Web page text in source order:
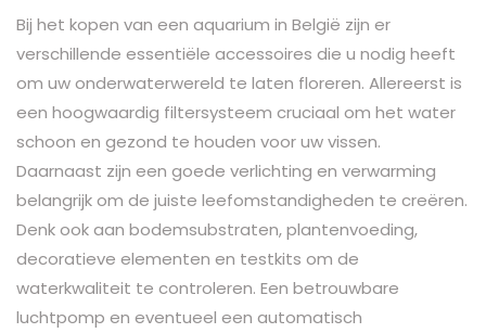
Bij het kopen van een aquarium in België zijn er
verschillende essentiële accessoires die u nodig heeft
om uw onderwaterwereld te laten floreren. Allereerst is
een hoogwaardig filtersysteem cruciaal om het water
schoon en gezond te houden voor uw vissen.
Daarnaast zijn een goede verlichting en verwarming
belangrijk om de juiste leefomstandigheden te creëren.
Denk ook aan bodemsubstraten, plantenvoeding,
decoratieve elementen en testkits om de
waterkwaliteit te controleren. Een betrouwbare
luchtpomp en eventueel een automatisch